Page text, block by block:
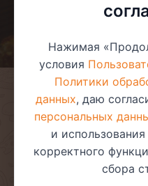
Нажимая
условия
Политики
данных, даю
персональных
и
корректного
сбора